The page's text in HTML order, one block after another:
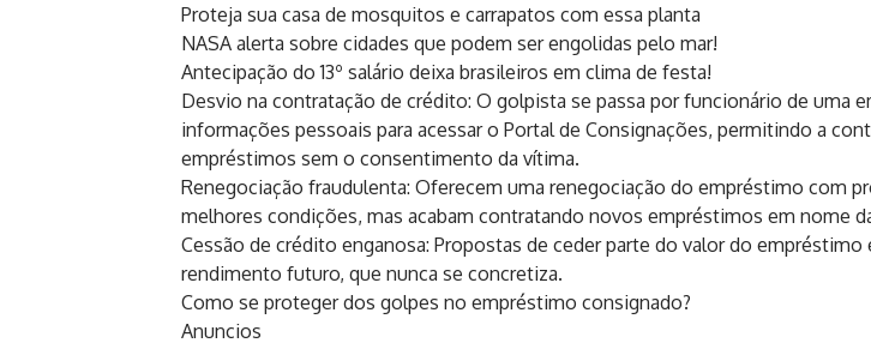
Proteja sua casa de mosquitos e carrapatos com essa planta
NASA alerta sobre cidades que podem ser engolidas pelo mar!
Antecipação do 13º salário deixa brasileiros em clima de festa!
Desvio na contratação de crédito: O golpista se passa por funcionário de uma
informações pessoais para acessar o Portal de Consignações, permitindo a
empréstimos sem o consentimento da vítima.
Renegociação fraudulenta: Oferecem uma renegociação do empréstimo com
melhores condições, mas acabam contratando novos empréstimos em nome
Cessão de crédito enganosa: Propostas de ceder parte do valor do empréstimo
rendimento futuro, que nunca se concretiza.
Como se proteger dos golpes no empréstimo consignado?
Anuncios